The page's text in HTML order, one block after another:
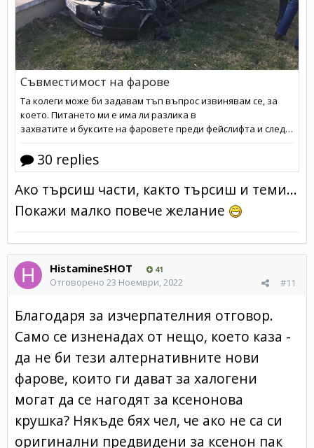
Ако търсиш части, както търсиш и теми...
Покажи малко повече желание
HistamineSHOT 41
#11
Отговорено 23 Ноември, 2022
Благодаря за изчерпателния отговор.
Само се изненадах от нещо, което каза -
да не би тези алтернативните нови
фарове, които ги дават за халогени
могат да се нагодят за ксенонова
крушка? Някъде бях чел, че ако не са си
оригинални предвидени за ксенон пак